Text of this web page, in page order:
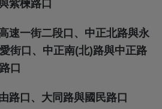
紫楝路口
速一街二段口、中正北路與永
街口、中正南(北)路與中正路
口
路口、大同路與國民路口